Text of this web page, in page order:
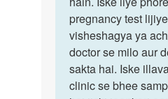
Mantu
Kumar
pregnancy test
visheshagya ya
doctor se milo aur
sakta hai. Iske
clinic se bhee